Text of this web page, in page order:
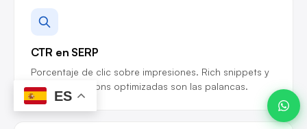
CTR en SERP
Porcentaje de clic sobre impresiones. Rich snippets y
meta descriptions optimizadas son las palancas.
ES